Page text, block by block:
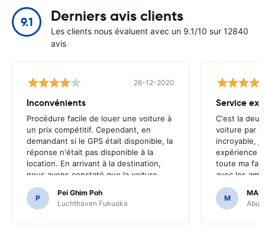
9.1 Derniers avis clients
Les clients nous évaluent avec un 9.1/10 sur 12840
avis
26-12-2020
Inconvénients
Procédure facile de louer une voiture à
un prix compétitif. Cependant, en
demandant si le GPS était disponible, la
réponse n'était pas disponible à la
location. En arrivant à la destination,
nous avons constaté que la voiture
était équipée du GPS.Il aurait été
terrible si nous avions décidé d'acheter
un GPS car il était nécessaire de
P
Pei Ghim Poh
Luchthaven Fukuoka
Service
C'est la
voiture par
incroyable,
expérience
toute ma
avec les
de le
M
Abu